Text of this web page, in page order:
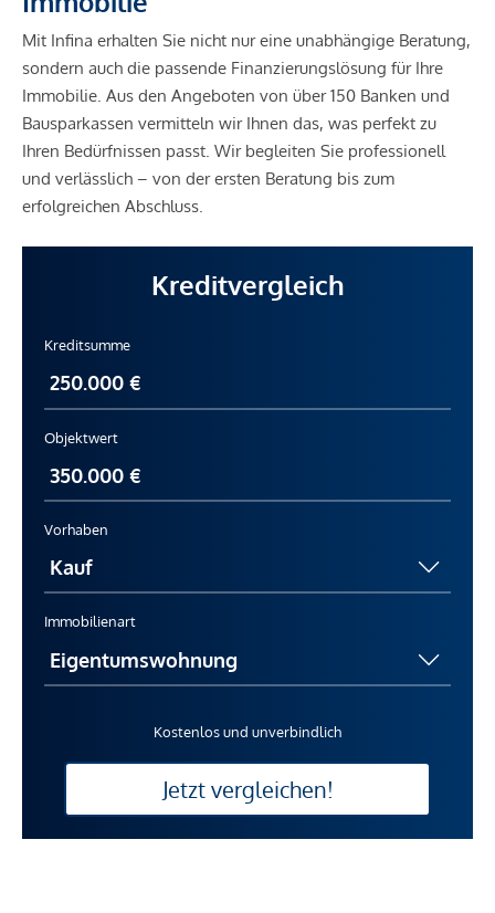
Mit Infina erhalten Sie nicht nur eine unabhängige Beratung,
sondern auch die passende Finanzierungslösung für Ihre
Immobilie. Aus den Angeboten von über 150 Banken und
Bausparkassen vermitteln wir Ihnen das, was perfekt zu
Ihren Bedürfnissen passt. Wir begleiten Sie professionell
und verlässlich – von der ersten Beratung bis zum
erfolgreichen Abschluss.
Kreditvergleich
Kreditsumme
Objektwert
Vorhaben
Immobilienart
Kostenlos und unverbindlich
Jetzt vergleichen!